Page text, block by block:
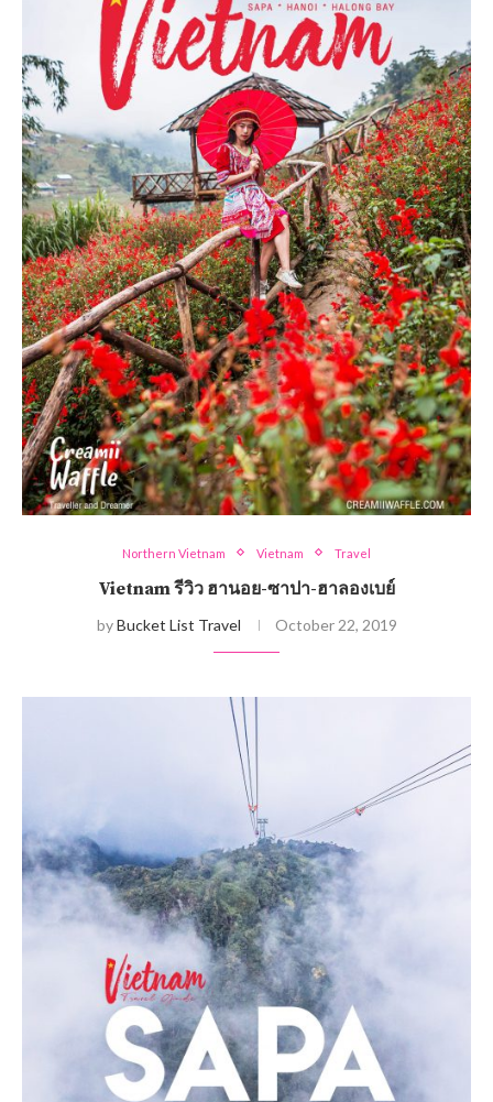
Northern Vietnam Vietnam Travel
Vietnam รีวิว ฮานอย-ซาปา-ฮาลองเบย์
byBucket List Travel October 22, 2019